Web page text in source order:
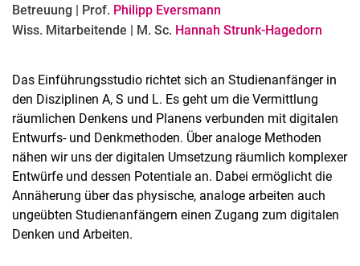
Betreuung | Prof. Philipp Eversmann
Wiss. Mitarbeitende | M. Sc. Hannah Strunk-Hagedorn
Das Einführungsstudio richtet sich an Studienanfänger in
den Disziplinen A, S und L. Es geht um die Vermittlung
räumlichen Denkens und Planens verbunden mit digitalen
Entwurfs- und Denkmethoden. Über analoge Methoden
nähen wir uns der digitalen Umsetzung räumlich komplexer
Entwürfe und dessen Potentiale an. Dabei ermöglicht die
Annäherung über das physische, analoge arbeiten auch
ungeübten Studienanfängern einen Zugang zum digitalen
Denken und Arbeiten.